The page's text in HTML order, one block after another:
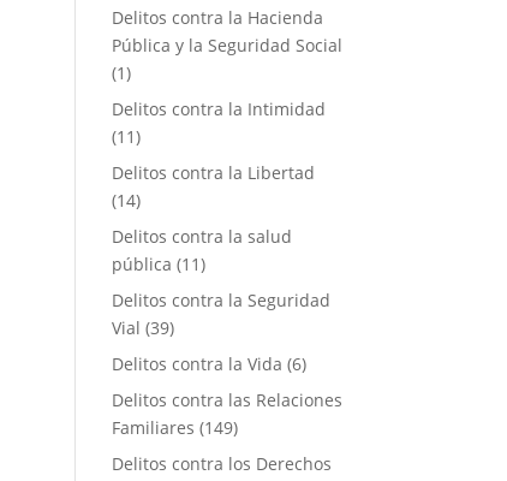
Delitos contra la Hacienda
Pública y la Seguridad Social
(1)
Delitos contra la Intimidad
(11)
Delitos contra la Libertad
(14)
Delitos contra la salud
pública (11)
Delitos contra la Seguridad
Vial (39)
Delitos contra la Vida (6)
Delitos contra las Relaciones
Familiares (149)
Delitos contra los Derechos